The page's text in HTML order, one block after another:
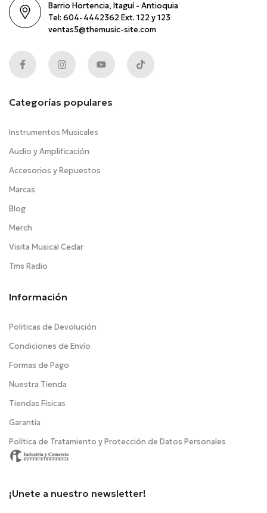
Barrio Hortencia, Itaguí - Antioquia
Tel: 604-4442362 Ext. 122 y 123
ventas5@themusic-site.com
Categorías populares
Instrumentos Musicales
Audio y Amplificación
Accesorios y Repuestos
Marcas
Blog
Merch
Visita Musical Cedar
Tms Radio
Información
Politicas de Devolución
Condiciones de Envío
Formas de Pago
Nuestra Tienda
Tiendas Físicas
Garantía
Política de Tratamiento y Protección de Datos Personales
¡Unete a nuestro newsletter!